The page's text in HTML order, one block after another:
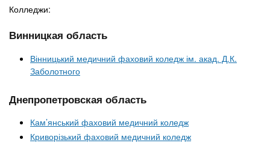
Колледжи:
Винницкая область
Вінницький медичний фаховий коледж ім. акад. Д.К.
Заболотного
Днепропетровская область
Кам’янський фаховий медичний коледж
Криворізький фаховий медичний коледж